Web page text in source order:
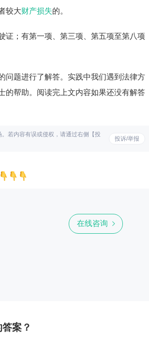
较大财产损失的。
证；有第一项、第三项、第五项至第八项
问题进行了解答。实践中我们遇到法律方
的帮助。阅读完上文内容如果还没有解答
投诉/举报
若内容有误或侵权，请通过右侧【投
在线咨询
案？